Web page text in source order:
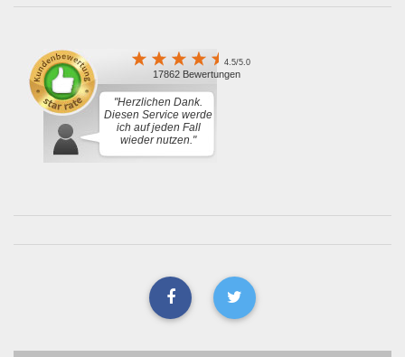
4.5/5.0
17862 Bewertungen
"Herzlichen Dank.
Diesen Service werde
ich auf jeden Fall
wieder nutzen."